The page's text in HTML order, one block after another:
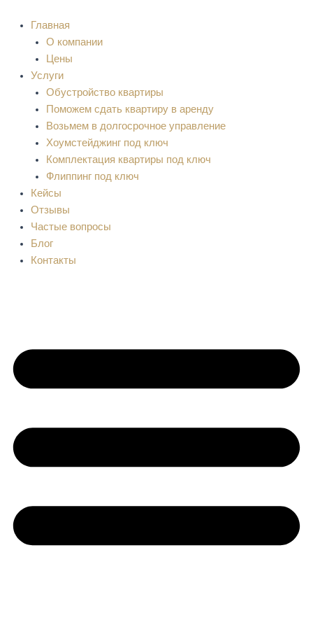
содержимому
Главная
О компании
Цены
Услуги
Обустройство квартиры
Поможем сдать квартиру в аренду
Возьмем в долгосрочное управление
Хоумстейджинг под ключ
Комплектация квартиры под ключ
Флиппинг под ключ
Кейсы
Отзывы
Частые вопросы
Блог
Контакты
по
записям